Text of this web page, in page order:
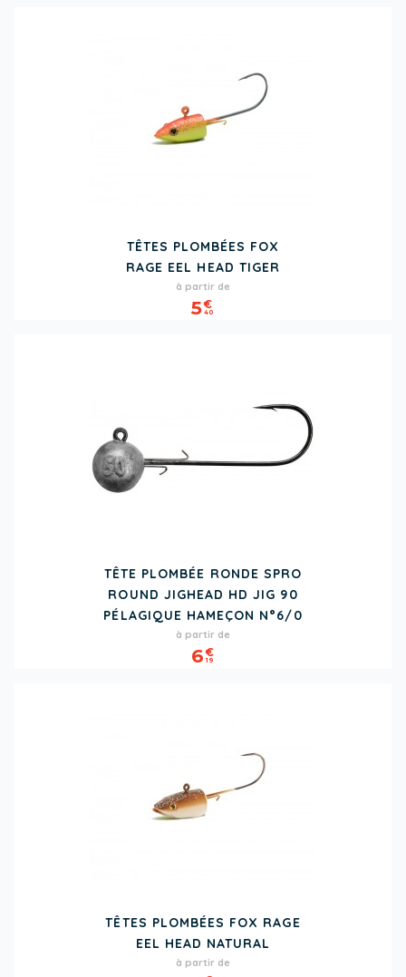
TÊTES PLOMBÉES FOX
RAGE EEL HEAD TIGER
Prix
à partir de
5€
40
TÊTE PLOMBÉE RONDE SPRO
ROUND JIGHEAD HD JIG 90
PÉLAGIQUE HAMEÇON N°6/0
Prix
à partir de
6€
19
TÊTES PLOMBÉES FOX RAGE
EEL HEAD NATURAL
Prix
à partir de